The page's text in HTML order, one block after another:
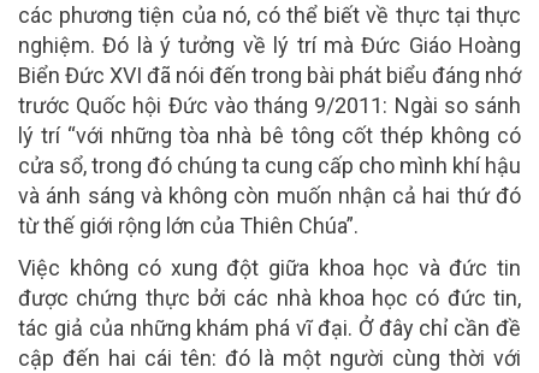
các phương tiện của nó, có thể biết về thực tại thực
nghiệm. Đó là ý tưởng về lý trí mà Đức Giáo Hoàng
Biển Đức XVI đã nói đến trong bài phát biểu đáng nhớ
trước Quốc hội Đức vào tháng 9/2011: Ngài so sánh
lý trí “với những tòa nhà bê tông cốt thép không có
cửa sổ, trong đó chúng ta cung cấp cho mình khí hậu
và ánh sáng và không còn muốn nhận cả hai thứ đó
từ thế giới rộng lớn của Thiên Chúa”.
Việc không có xung đột giữa khoa học và đức tin
được chứng thực bởi các nhà khoa học có đức tin,
tác giả của những khám phá vĩ đại. Ở đây chỉ cần đề
cập đến hai cái tên: đó là một người cùng thời với